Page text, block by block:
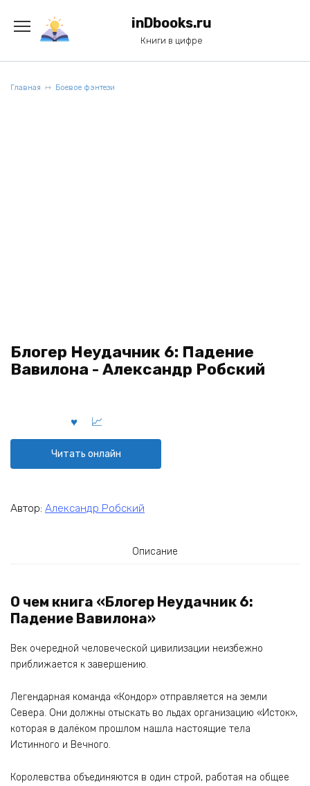
содержанию
inDbooks.ru
Книги в цифре
Главная Боевое фэнтези
Блогер Неудачник 6: Падение
Вавилона - Александр Робский
Читать онлайн
Автор: Александр Робский
Описание
О чем книга «Блогер Неудачник 6:
Падение Вавилона»
Век очередной человеческой цивилизации неизбежно
приближается к завершению.
Легендарная команда «Кондор» отправляется на земли
Севера. Они должны отыскать во льдах организацию «Исток»,
которая в далёком прошлом нашла настоящие тела
Истинного и Вечного.
Королевства объединяются в один строй, работая на общее